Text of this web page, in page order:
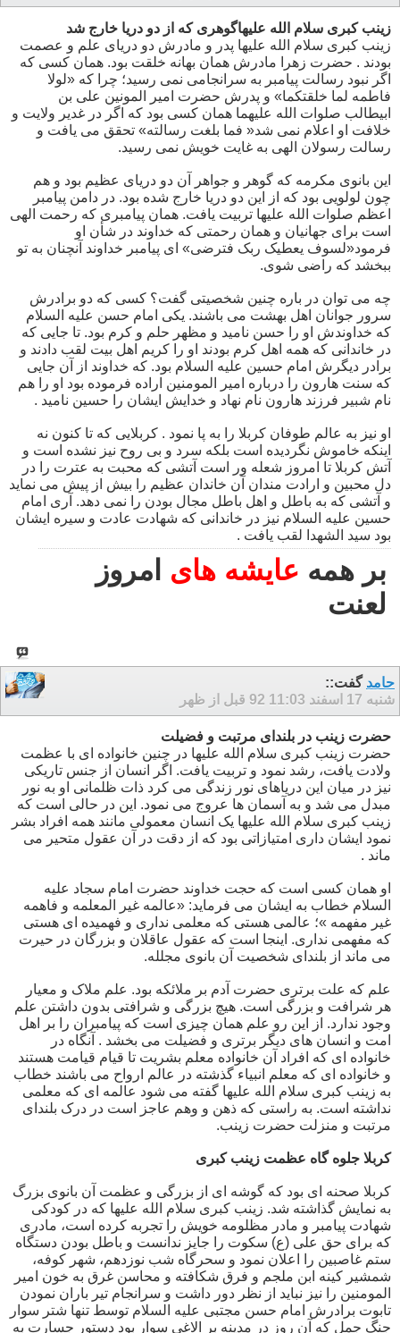
زینب کبری سلام الله علیهاگوهری که از دو دریا خارج شد
زینب کبری سلام الله علیها پدر و مادرش دو دریای علم و عصمت
بودند . حضرت زهرا مادرش همان بهانه خلقت بود. همان کسی که
اگر نبود رسالت پیامبر به سرانجامی نمی رسید؛ چرا که «لولا
فاطمه لما خلقتکما» و پدرش حضرت امیر المونین علی بن
ابیطالب صلوات الله علیهما همان کسی بود که اگر در غدیر ولایت و
خلافت او اعلام نمی شد« فما بلغت رسالته» تحقق می یافت و
رسالت رسولان الهی به غایت خویش نمی رسید.
این بانوی مکرمه که گوهر و جواهر آن دو دریای عظیم بود و هم
چون لولویی بود که از این دو دریا خارج شده بود. در دامن پیامبر
اعظم صلوات الله علیها تربیت یافت. همان پیامبری که رحمت الهی
است برای جهانیان و همان رحمتی که خداوند در شأن او
فرمود«لسوف یعطیک ربک فترضی» ای پیامبر خداوند آنچنان به تو
ببخشد که راضی شوی.
چه می توان در باره چنین شخصیتی گفت؟ کسی که دو برادرش
سرور جوانان اهل بهشت می باشند. یکی امام حسن علیه السلام
که خداوندش او را حسن نامید و مظهر حلم و کرم بود. تا جایی که
در خاندانی که همه اهل کرم بودند او را کریم اهل بیت لقب دادند و
برادر دیگرش امام حسین علیه السلام بود. که خداوند از آن جایی
که سنت هارون را درباره امیر المومنین اراده فرموده بود او را هم
نام شبیر فرزند هارون نام نهاد و خدایش ایشان را حسین نامید .
او نیز به عالم طوفان کربلا را به پا نمود . کربلایی که تا کنون نه
اینکه خاموش نگردیده است بلکه سرد و بی روح نیز نشده است و
آتش کربلا تا امروز شعله ور است آتشی که محبت به عترت را در
دل محبین و ارادت مندان آن خاندان عظیم را بیش از پیش می نماید
و آتشی که به باطل و اهل باطل مجال بودن را نمی دهد. آری امام
حسین علیه السلام نیز در خاندانی که شهادت عادت و سیره ایشان
بود سید الشهدا لقب یافت .
بر همه عایشه های امروز
لعنت
حامد گفت::
شنبه 17 اسفند 92
11:03 قبل از ظهر
حضرت زینب در بلندای مرتبت و فضیلت
حضرت زینب کبری سلام الله علیها در چنین خانواده ای با عظمت
ولادت یافت، رشد نمود و تربیت یافت. اگر انسان از جنس تاریکی
نیز در میان این دریاهای نور زندگی می کرد ذات ظلمانی او به نور
مبدل می شد و به آسمان ها عروج می نمود. این در حالی است که
زینب کبری سلام الله علیها یک انسان معمولی مانند همه افراد بشر
نمود ایشان داری امتیازاتی بود که از دقت در آن عقول متحیر می
ماند .
او همان کسی است که حجت خداوند حضرت امام سجاد علیه
السلام خطاب به ایشان می فرماید: «عالمه غیر المعلمه و فاهمه
غیر مفهمه »؛ عالمی هستی که معلمی نداری و فهمیده ای هستی
که مفهمی نداری. اینجا است که عقول عاقلان و بزرگان در حیرت
می ماند از بلندای شخصیت آن بانوی مجلله.
علم که علت برتری حضرت آدم بر ملائکه بود. علم ملاک و معیار
هر شرافت و بزرگی است. هیچ بزرگی و شرافتی بدون داشتن علم
وجود ندارد. از این رو علم همان چیزی است که پیامبران را بر اهل
امت و انسان های دیگر برتری و فضیلت می بخشد . آنگاه در
خانواده ای که افراد آن خانواده معلم بشریت تا قیام قیامت هستند
و خانواده ای که معلم انبیاء گذشته در عالم ارواح می باشند خطاب
به زینب کبری سلام الله علیها گفته می شود عالمه ای که معلمی
نداشته است. به راستی که ذهن و وهم عاجز است در درک بلندای
مرتبت و منزلت حضرت زینب.
کربلا جلوه گاه عظمت زینب کبری
کربلا صحنه ای بود که گوشه ای از بزرگی و عظمت آن بانوی بزرگ
به نمایش گذاشته شد. زینب کبری سلام الله علیها که در کودکی
شهادت پیامبر و مادر مظلومه خویش را تجربه کرده است، مادری
که برای حق علی (ع) سکوت را جایز ندانست و باطل بودن دستگاه
ستم غاصبین را اعلان نمود و سحرگاه شب نوزدهم، شهر کوفه،
شمشیر کینه ابن ملجم و فرق شکافته و محاسن غرق به خون امیر
المومنین را نیز نباید از نظر دور داشت و سرانجام تیر باران نمودن
تابوت برادرش امام حسن مجتبی علیه السلام توسط تنها شتر سوار
جنگ جمل که آن روز در مدینه بر الاغی سوار بود دستور جسارت به